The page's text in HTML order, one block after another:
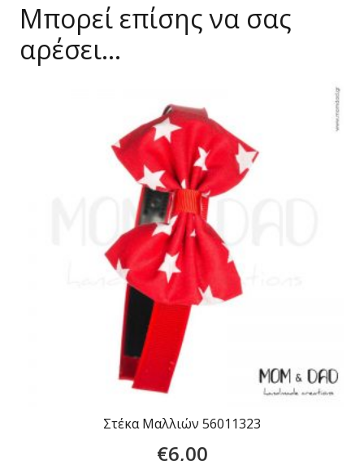
Μπορεί επίσης να σας
αρέσει…
Στέκα Μαλλιών 56011323
€6,00